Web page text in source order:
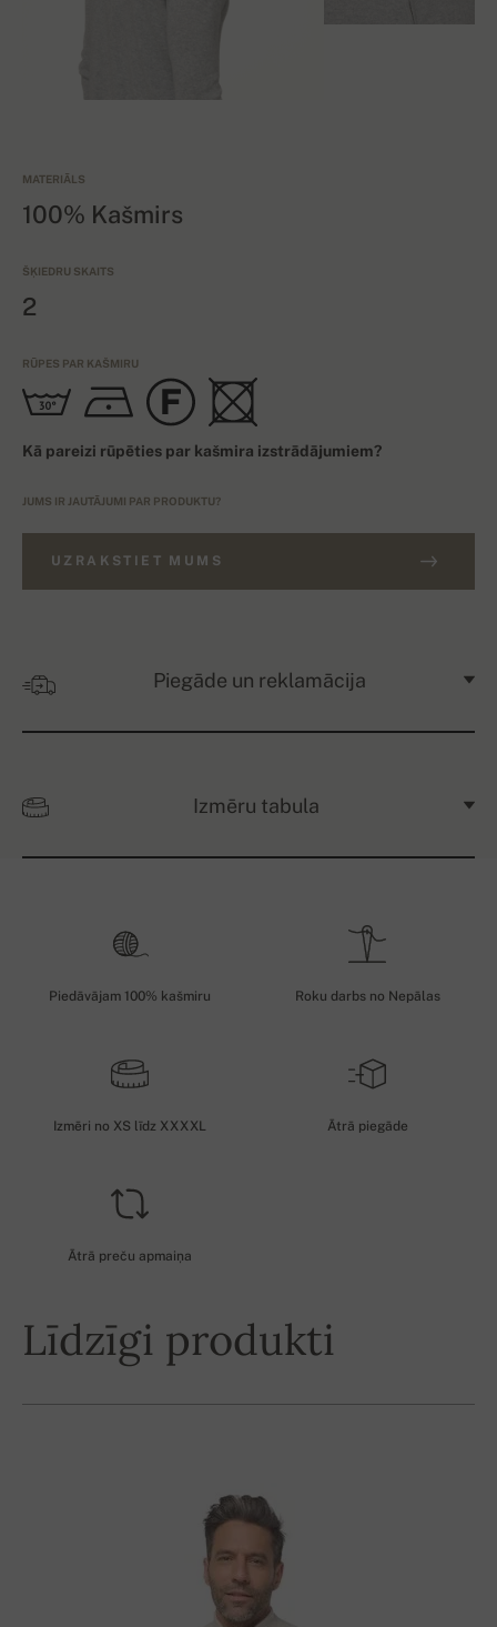
MATERIĀLS
100% Kašmirs
ŠĶIEDRU SKAITS
2
RŪPES PAR KAŠMIRU
Kā pareizi rūpēties par kašmira izstrādājumiem?
JUMS IR JAUTĀJUMI PAR PRODUKTU?
UZRAKSTIET MUMS
Piegāde un reklamācija
Izmēru tabula
Piedāvājam 100% kašmiru Roku darbs no Nepālas
Izmēri no XS līdz XXXXL Ātrā piegāde
Ātrā preču apmaiņa
Līdzīgi produkti